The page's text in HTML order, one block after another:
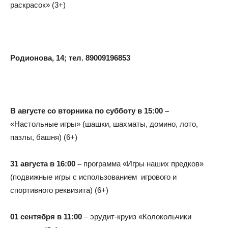
раскрасок» (3+)
Родионова, 14; тел. 89009196853
В августе со вторника по субботу в 15:00 –
«Настольные игры» (шашки, шахматы, домино, лото,
пазлы, башня) (6+)
31 августа в 16:00 – программа «Игры наших предков»
(подвижные игры с использованием игрового и
спортивного реквизита) (6+)
01 сентября в 11:00 – эрудит-круиз «Колокольчики